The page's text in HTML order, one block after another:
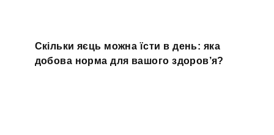
Скільки яєць можна їсти в день: яка
добова норма для вашого здоров’я?